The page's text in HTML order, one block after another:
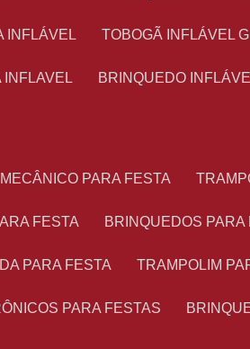
INFLÁVEL TOBOGÃ INFLÁVEL
INFLAVEL BRINQUEDO
PARA FESTA
FESTA BRINQUEDOS
PARA FESTA TRAMPOLIM
PARA FESTAS